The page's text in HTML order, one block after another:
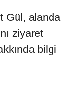
Gül, alanda
ziyaret
bilgi